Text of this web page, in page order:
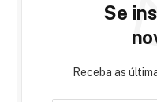
Se
Receba as